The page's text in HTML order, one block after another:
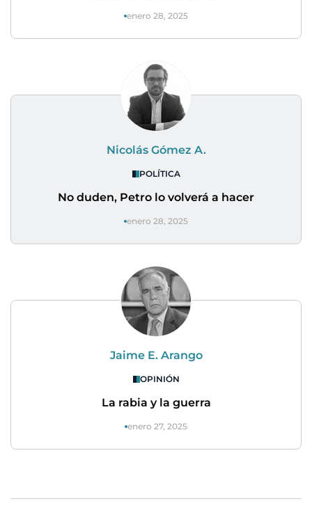
enero 28, 2025
Nicolás Gómez A.
POLÍTICA
No duden, Petro lo volverá a hacer
enero 28, 2025
Jaime E. Arango
OPINIÓN
La rabia y la guerra
enero 27, 2025